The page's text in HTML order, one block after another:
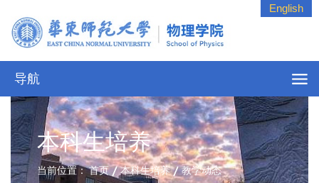
English
导航
本科生培养
当前位置：首页 本科生培养 教学动态